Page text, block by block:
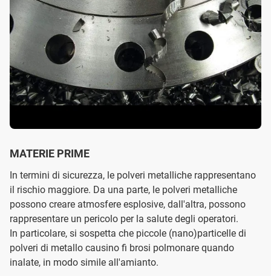
MATERIE PRIME
In termini di sicurezza, le polveri metalliche rappresentano
il rischio maggiore. Da una parte, le polveri metalliche
possono creare atmosfere esplosive, dall'altra, possono
rappresentare un pericolo per la salute degli operatori.
In particolare, si sospetta che piccole (nano)particelle di
polveri di metallo causino fi brosi polmonare quando
inalate, in modo simile all'amianto.